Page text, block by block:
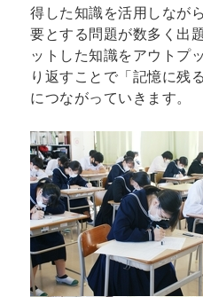
得した知識を活用しなが
要とする問題が数多く出
ットした知識をアウトプ
り返すことで「記憶に残
につながっていきます。